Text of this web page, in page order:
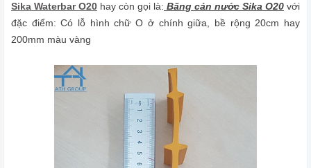
Sika Waterbar O20 hay còn gọi là: Băng cản nước Sika O20 với
đặc điểm: Có lỗ hình chữ O ở chính giữa, bề rộng 20cm hay
200mm màu vàng